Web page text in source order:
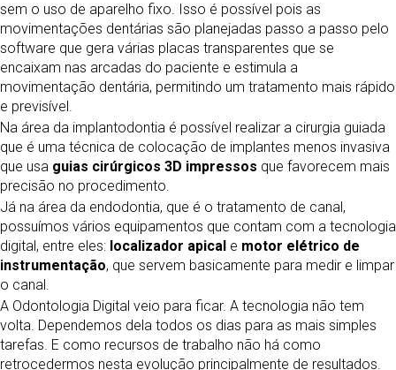
sem o uso de aparelho fixo. Isso é possível pois as
movimentações dentárias são planejadas passo a passo pelo
software que gera várias placas transparentes que se
encaixam nas arcadas do paciente e estimula a
movimentação dentária, permitindo um tratamento mais rápido
e previsível.
Na área da implantodontia é possível realizar a cirurgia guiada
que é uma técnica de colocação de implantes menos invasiva
que usa guias cirúrgicos 3D impressos que favorecem mais
precisão no procedimento.
Já na área da endodontia, que é o tratamento de canal,
possuímos vários equipamentos que contam com a tecnologia
digital, entre eles: localizador apical e motor elétrico de
instrumentação, que servem basicamente para medir e limpar
o canal.
A Odontologia Digital veio para ficar. A tecnologia não tem
volta. Dependemos dela todos os dias para as mais simples
tarefas. E como recursos de trabalho não há como
retrocedermos nesta evolução principalmente de resultados.